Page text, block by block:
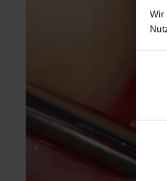
Wir